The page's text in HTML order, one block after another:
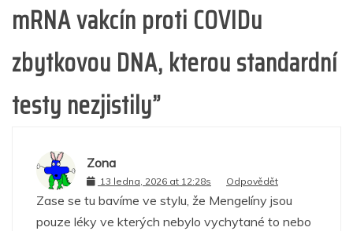
mRNA vakcín proti COVIDu
zbytkovou DNA, kterou standardní
testy nezjistily”
Zona
13 ledna, 2026 at 12:28s Odpovědět
Zase se tu bavíme ve stylu, že Mengelíny jsou
pouze léky ve kterých nebylo vychytané to nebo